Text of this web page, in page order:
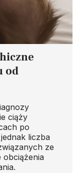
od
ciąży
po
liczba
ze
obciążenia